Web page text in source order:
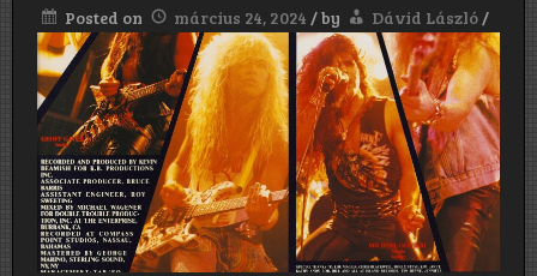
Posted on március 24, 2024 /by Dávid László/